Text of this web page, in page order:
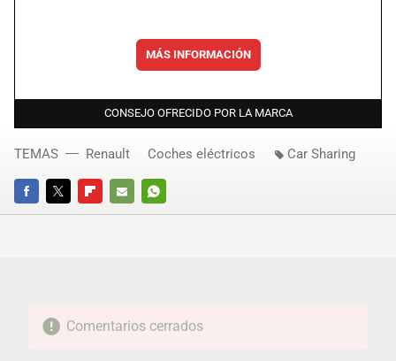
MÁS INFORMACIÓN
CONSEJO OFRECIDO POR LA MARCA
FACEBOOKTWITTERFLIPBOARD
E-
WHATSAPP
TEMAS Renault Coches eléctricos Car Sharing
Comentarios cerrados